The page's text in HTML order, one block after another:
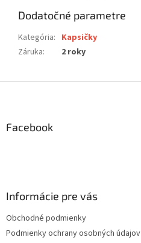
Dodatočné parametre
Kategória: Kapsičky
Záruka: 2 roky
Facebook
Informácie pre vás
Obchodné podmienky
Podmienky ochrany osobných údajov